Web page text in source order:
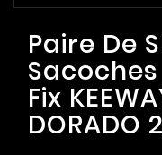
Paire De
Fix
DORADO